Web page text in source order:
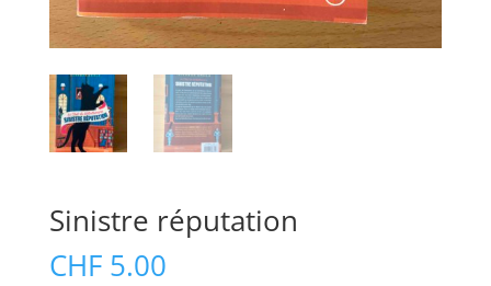
Sinistre réputation
CHF5.00